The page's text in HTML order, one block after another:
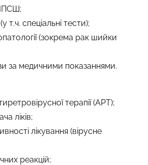
т.ч. спеціальні тести);
(зокрема рак шийки
за медичними показаннями.
терапії (АРТ);
ліків;
лікування (вірусне
реакцій;